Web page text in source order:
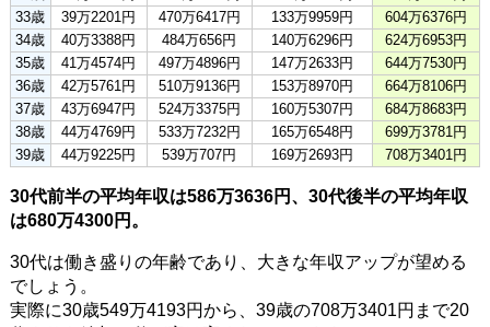
33歳
39万2201円 470万6417円 133万9959円
604万6376円
34歳
40万3388円 484万656円 140万6296円
624万6953円
35歳
41万4574円 497万4896円 147万2633円
644万7530円
36歳
42万5761円 510万9136円 153万8970円
664万8106円
37歳
43万6947円 524万3375円 160万5307円
684万8683円
38歳
44万4769円 533万7232円 165万6548円
699万3781円
39歳
44万9225円 539万707円 169万2693円 708万3401円
30代前半の平均年収は586万3636円、30代後半の平均年収
は680万4300円。
30代は働き盛りの年齢であり、大きな年収アップが望める
でしょう。
実際に30歳549万4193円から、39歳の708万3401円まで20